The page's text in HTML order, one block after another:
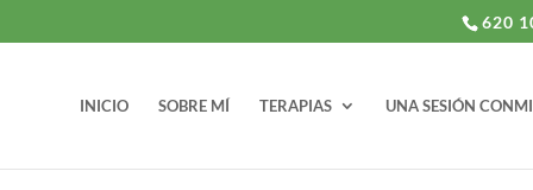
620
INICIO SOBRE MÍ TERAPIAS UNA SESIÓN